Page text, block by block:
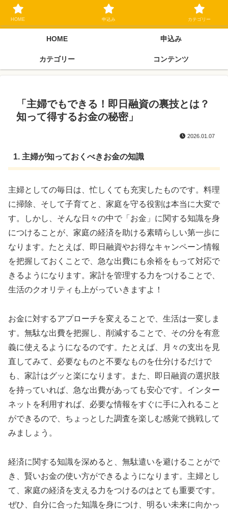
ブラックリスト長期延滞中でもOK 独自審査フリーローン 在籍確認なしの街
金クローネにご相談ください
HOME 申込み
カテゴリー コンテンツ
「主婦でもできる！即日融資の裏技とは？
知って得するお金の秘密」
2026.01.07
1. 主婦が知っておくべきお金の知識
主婦としての毎日は、忙しくても充実したものです。料理
に掃除、そして子育てと、家庭を守る役割は本当に大変で
す。しかし、そんな日々の中で「お金」に関する知識を身
につけることが、家庭の経済を助ける素晴らしい第一歩に
なります。たとえば、即日融資やお得なキャンペーン情報
を把握しておくことで、急な出費にも余裕をもって対応で
きるようになります。家計を管理する力をつけることで、
生活のクオリティも上がっていきますよ！
お金に対するアプローチを変えることで、生活は一変しま
す。無駄な出費を把握し、削減することで、その分を有意
義に使えるようになるのです。たとえば、月々の支出を見
直してみて、必要なものと不要なものを仕分けるだけで
も、家計はグッと楽になります。また、即日融資の選択肢
を持っていれば、急な出費があっても安心です。インター
ネットを利用すれば、必要な情報をすぐに手に入れること
ができるので、ちょっとした調査を楽しむ感覚で挑戦して
みましょう。
経済に関する知識を深めると、無駄遣いを避けることがで
き、賢いお金の使い方ができるようになります。主婦とし
て、家庭の経済を支える力をつけるのはとても重要です。
ぜひ、自分に合った知識を身につけ、明るい未来に向かっ
HOME 申込み カテゴリー